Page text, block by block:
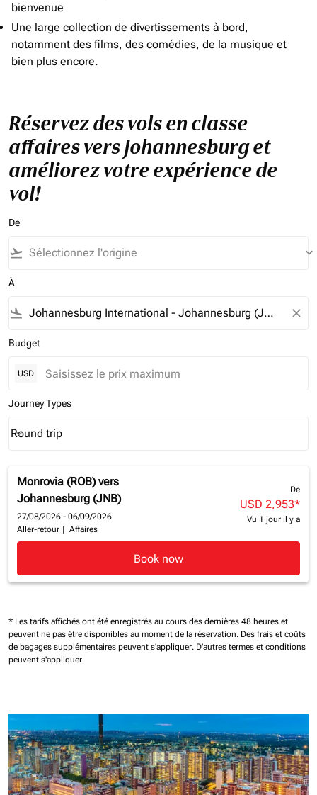
bienvenue
Une large collection de divertissements à bord,
notamment des films, des comédies, de la musique et
bien plus encore.
Réservez des vols en classe
affaires vers Johannesburg et
améliorez votre expérience de
vol!
De
flight_takeoff keyboard_arrow_down
À
flight_land close
Budget
USD
Journey Types
Journey Types option Round trip Selected
Round trip
keyboard_arrow_down
Monrovia (ROB) vers
Johannesburg (JNB)
27/08/2026 - 06/09/2026
Aller-retour
Affaires
De
USD 2,953*
Vu 1 jour il y a
Book now
* Les tarifs affichés ont été enregistrés au cours des dernières 48 heures et
peuvent ne pas être disponibles au moment de la réservation. Des frais et coûts
de bagages supplémentaires peuvent s'appliquer. D'autres termes et conditions
peuvent s'appliquer